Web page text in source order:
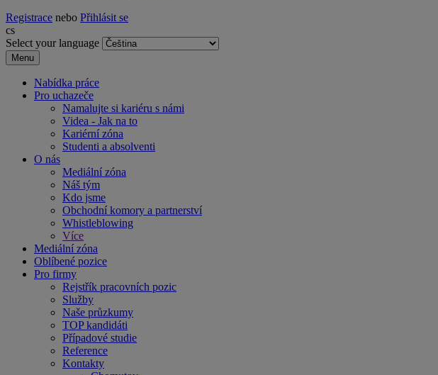
Registrace nebo Přihlásit se
cs
Select your language
Menu
Nabídka práce
Pro uchazeče
Namalujte si kariéru s námi
Videa - Jak na to
Kariérní zóna
Studenti a absolventi
O nás
Mediální zóna
Náš tým
Kdo jsme
Obchodní komory a partnerství
Whistleblowing
Více
Mediální zóna
Oblíbené pozice
Pro firmy
Rejstřík pracovních pozic
Služby
Naše průzkumy
TOP kandidáti
Případové studie
Reference
Kontakty